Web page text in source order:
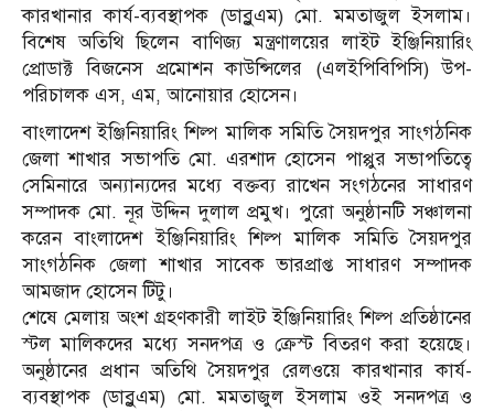
কারখানার কার্য-ব্যবস্থাপক (ডাব্লুএম) মো. মমতাজুল ইসলাম।
বিশেষ অতিথি ছিলেন বাণিজ্য মন্ত্রণালয়ের লাইট ইঞ্জিনিয়ারিং
প্রোডাক্ট বিজনেস প্রমোশন কাউন্সিলের (এলইপিবিপিসি) উপ-
পরিচালক এস, এম, আনোয়ার হোসেন।
বাংলাদেশ ইঞ্জিনিয়ারিং শিল্প মালিক সমিতি সৈয়দপুর সাংগঠনিক
জেলা শাখার সভাপতি মো. এরশাদ হোসেন পাপ্পুর সভাপতিত্বে
সেমিনারে অন্যান্যদের মধ্যে বক্তব্য রাখেন সংগঠনের সাধারণ
সম্পাদক মো. নূর উদ্দিন দুলাল প্রমুখ। পুরো অনুষ্ঠানটি সঞ্চালনা
করেন বাংলাদেশ ইঞ্জিনিয়ারিং শিল্প মালিক সমিতি সৈয়দপুর
সাংগঠনিক জেলা শাখার সাবেক ভারপ্রাপ্ত সাধারণ সম্পাদক
আমজাদ হোসেন টিটু।
শেষে মেলায় অংশ গ্রহণকারী লাইট ইঞ্জিনিয়ারিং শিল্প প্রতিষ্ঠানের
স্টল মালিকদের মধ্যে সনদপত্র ও ক্রেস্ট বিতরণ করা হয়েছে।
অনুষ্ঠানের প্রধান অতিথি সৈয়দপুর রেলওয়ে কারখানার কার্য-
ব্যবস্থাপক (ডাব্লুএম) মো. মমতাজুল ইসলাম ওই সনদপত্র ও